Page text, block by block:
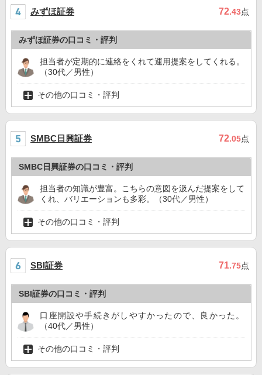
みずほ証券 72.43点
みずほ証券の口コミ・評判
担当者が定期的に連絡をくれて運用提案をしてくれる。
（30代／男性）
その他の口コミ・評判
SMBC日興証券 72.05点
SMBC日興証券の口コミ・評判
担当者の知識が豊富。こちらの意図を汲んだ提案をして
くれ、バリエーションも多彩。（30代／男性）
その他の口コミ・評判
SBI証券 71.75点
SBI証券の口コミ・評判
口座開設や手続きがしやすかったので、良かった。
（40代／男性）
その他の口コミ・評判